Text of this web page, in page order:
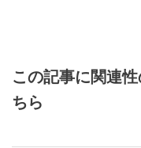
この記事に関連
ちら